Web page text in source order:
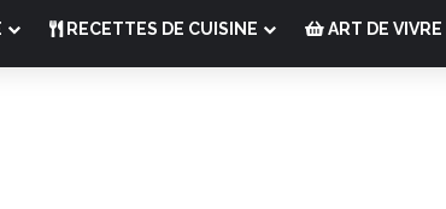
RECETTES DE CUISINE ART DE VIVRE